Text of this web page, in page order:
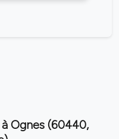
Ognes (60440,